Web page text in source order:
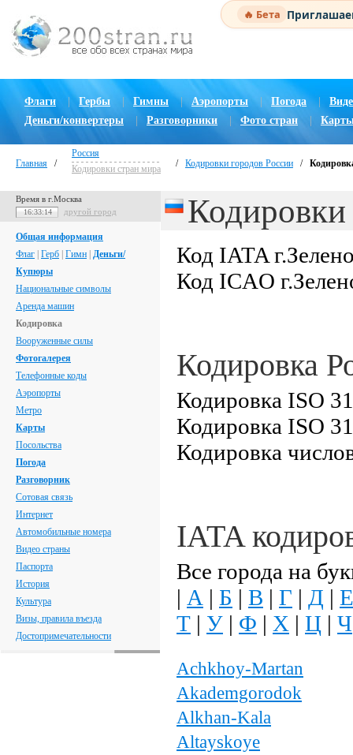
🔥 Бета
Флаги Гербы Гимны | Аэропорты Погода |
Деньги/конвертеры
Разговорники Фото стран
Главная /
Россия
Кодировки стран мира
/ Кодировки городов России /
Время в г.Москва
16:33:15 другой город
Общая информация
Флаг Герб Гимн Деньги/
Купюры
Национальные символы
Аренда машин
Кодировка
Вооруженные силы
Фотогалерея
Телефонные коды
Аэропорты
Метро
Карты
Посольства
Погода
Разговорник
Сотовая связь
Интернет
Автомобильные номера
Видео страны
Паспорта
История
Культура
Визы, правила въезда
Достопримечательности
Кодировки
Код IATA
Код ICAO
Кодировка
Кодировка ISO
Кодировка ISO
Кодировка
IATA
Все города на
| А | Б | В | Г | Д | Е
Т | У | Ф | Х | Ц | Ч
Achkhoy-Martan
Akademgorodok
Alkhan-Kala
Altayskoye